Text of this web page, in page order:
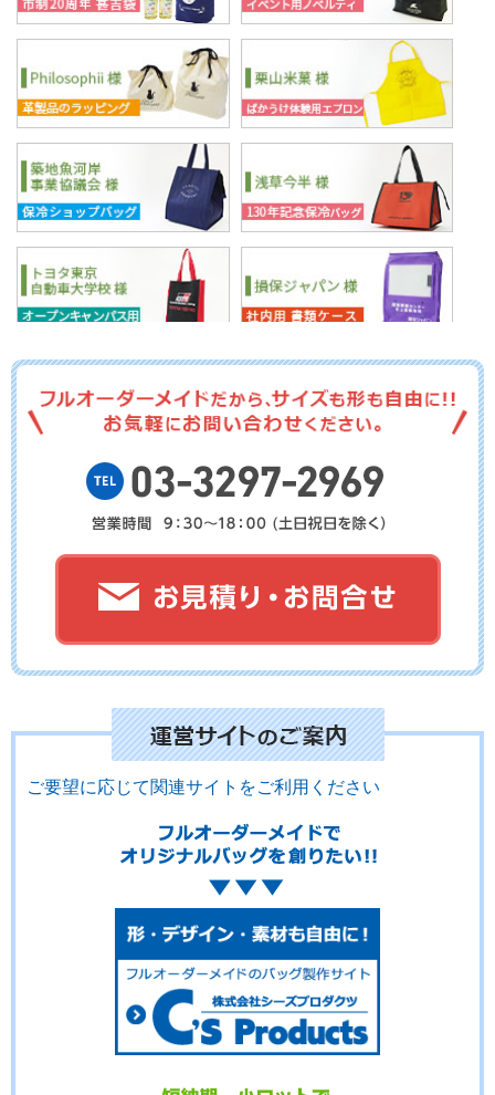
ご要望に応じて関連サイトをご利用ください